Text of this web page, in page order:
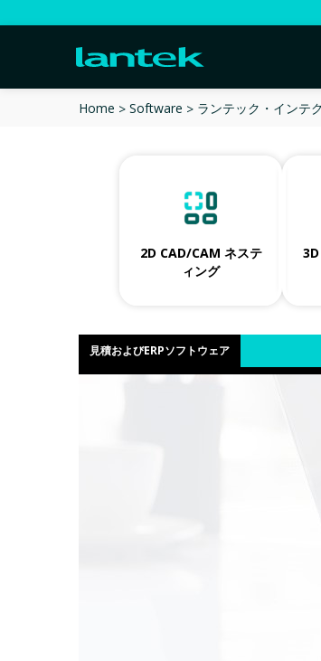
Home Software ランテック・インテ
2D CAD/CAM ネステ
ィング
見積およびERPソフトウェア